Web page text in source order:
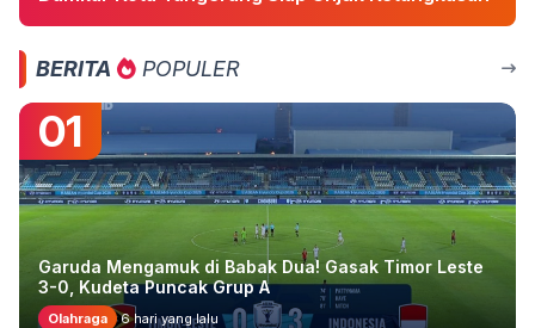
BERITA POPULER
01
Garuda Mengamuk di Babak Dua! Gasak Timor Leste
3-0, Kudeta Puncak Grup A
Olahraga 6 hari yang lalu